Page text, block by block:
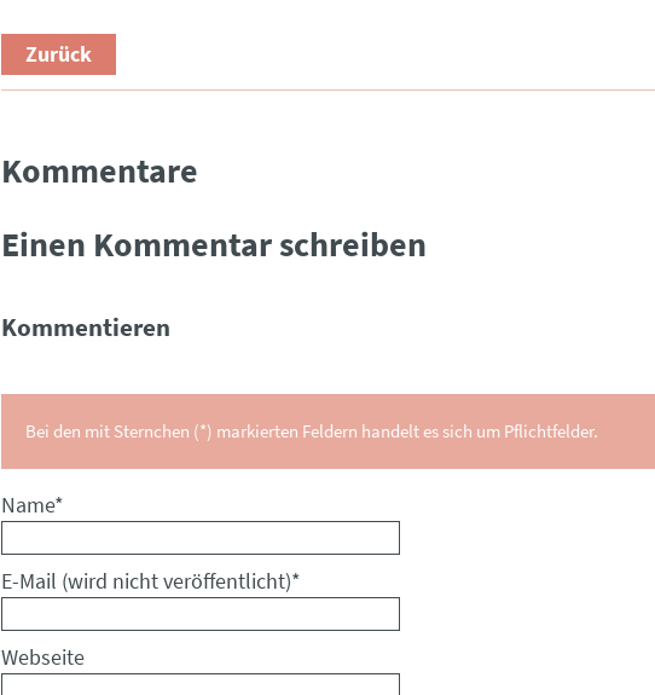
Zurück
Kommentare
Einen Kommentar schreiben
Kommentieren
Bei den mit Sternchen (*) markierten Feldern handelt es sich um Pflichtfelder.
Pflichtfeld
Name*
Pflichtfeld
E-Mail (wird nicht veröffentlicht)*
Webseite